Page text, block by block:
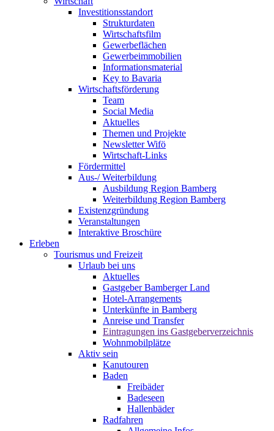
Investitionsstandort
Strukturdaten
Wirtschaftsfilm
Gewerbeflächen
Gewerbeimmobilien
Informationsmaterial
Key to Bavaria
Wirtschaftsförderung
Team
Social Media
Aktuelles
Themen und Projekte
Newsletter Wifö
Wirtschaft-Links
Fördermittel
Aus-/ Weiterbildung
Ausbildung Region Bamberg
Weiterbildung Region Bamberg
Existenzgründung
Veranstaltungen
Interaktive Broschüre
Erleben
Tourismus und Freizeit
Urlaub bei uns
Aktuelles
Gastgeber Bamberger Land
Hotel-Arrangements
Unterkünfte in Bamberg
Anreise und Transfer
Eintragungen ins Gastgeberverzeichnis
Wohnmobilplätze
Aktiv sein
Kanutouren
Baden
Freibäder
Badeseen
Hallenbäder
Radfahren